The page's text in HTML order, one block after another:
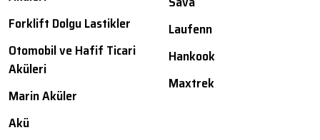
Forklift Dolgu Lastikler
Otomobil ve Hafif Ticari
Aküleri
Marin Aküler
Akü
Laufenn
Hankook
Maxtrek